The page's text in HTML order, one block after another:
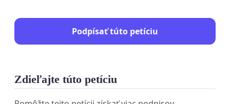
Podpísať túto petíciu
Zdieľajte túto petíciu